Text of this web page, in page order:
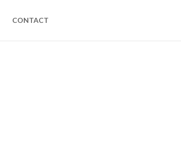
CONTACT